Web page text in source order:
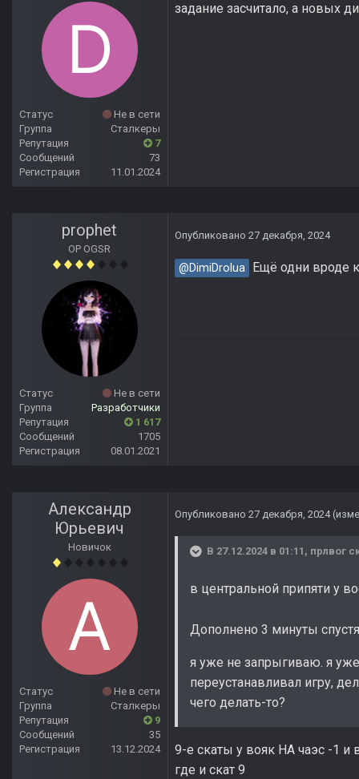
Статус
Не в сети
Группа
Сталкеры
Репутация
7
Сообщений
73
Регистрация
11.01.2024
задание засчитало, а новых
prophet
OP OGSR
Статус
Не в сети
Группа
Разработчики
Репутация
1 617
Сообщений
1705
Регистрация
08.01.2021
Опубликовано 27 декабря, 2024
@DimiDrolua Ещё одни вроде
Александр
Юрьевич
Новичок
Статус
Не в сети
Группа
Сталкеры
Репутация
9
Сообщений
35
Регистрация
13.12.2024
Опубликовано 27 декабря, 2024
В 27.12.2024 в 01:11, прлвог
в центральной припяти у
Дополнено 3 минуты спустя
я уже не запрыгиваю. я
переустанавливал игру,
чего делать-то?
9-е скаты у вояк НА чаэс -1 и
где и скат 9